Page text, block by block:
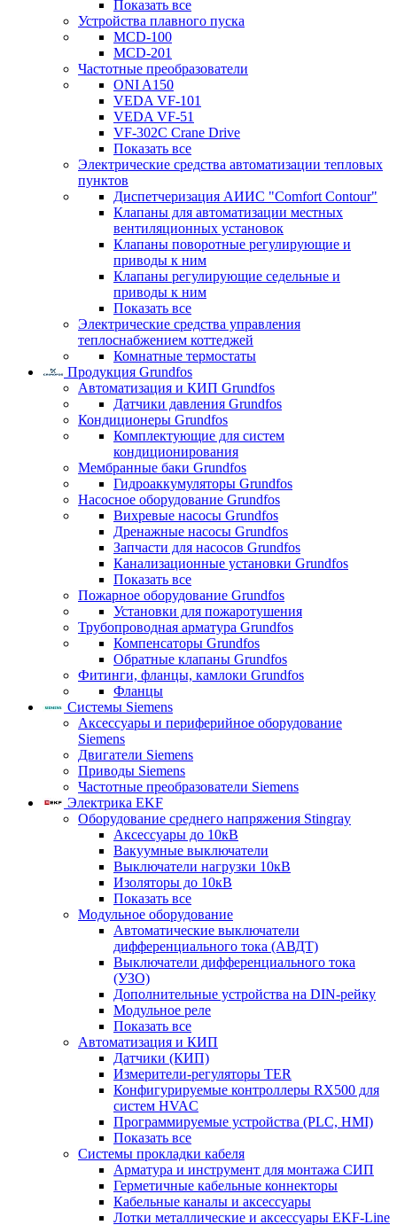
Показать все
Устройства плавного пуска
MCD-100
MCD-201
Частотные преобразователи
ONI A150
VEDA VF-101
VEDA VF-51
VF-302C Crane Drive
Показать все
Электрические средства автоматизации тепловых
пунктов
Диспетчеризация АИИС "Comfort Contour"
Клапаны для автоматизации местных
вентиляционных установок
Клапаны поворотные регулирующие и
приводы к ним
Клапаны регулирующие седельные и
приводы к ним
Показать все
Электрические средства управления
теплоснабжением коттеджей
Комнатные термостаты
Продукция Grundfos
Автоматизация и КИП Grundfos
Датчики давления Grundfos
Кондиционеры Grundfos
Комплектующие для систем
кондиционирования
Мембранные баки Grundfos
Гидроаккумуляторы Grundfos
Насосное оборудование Grundfos
Вихревые насосы Grundfos
Дренажные насосы Grundfos
Запчасти для насосов Grundfos
Канализационные установки Grundfos
Показать все
Пожарное оборудование Grundfos
Установки для пожаротушения
Трубопроводная арматура Grundfos
Компенсаторы Grundfos
Обратные клапаны Grundfos
Фитинги, фланцы, камлоки Grundfos
Фланцы
Системы Siemens
Аксессуары и периферийное оборудование
Siemens
Двигатели Siemens
Приводы Siemens
Частотные преобразователи Siemens
Электрика EKF
Оборудование среднего напряжения Stingray
Аксессуары до 10кВ
Вакуумные выключатели
Выключатели нагрузки 10кВ
Изоляторы до 10кВ
Показать все
Модульное оборудование
Автоматические выключатели
дифференциального тока (АВДТ)
Выключатели дифференциального тока
(УЗО)
Дополнительные устройства на DIN-рейку
Модульное реле
Показать все
Автоматизация и КИП
Датчики (КИП)
Измерители-регуляторы TER
Конфигурируемые контроллеры RX500 для
систем HVAC
Программируемые устройства (PLC, HMI)
Показать все
Системы прокладки кабеля
Арматура и инструмент для монтажа СИП
Герметичные кабельные коннекторы
Кабельные каналы и аксессуары
Лотки металлические и аксессуары EKF-Line